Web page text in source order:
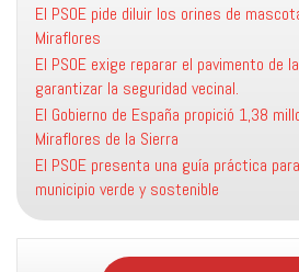
El PSOE pide diluir los orines de
Miraflores
El PSOE exige reparar el pavimento de
garantizar la seguridad vecinal.
El Gobierno de España propició 1,38
Miraflores de la Sierra
El PSOE presenta una guía práctica
municipio verde y sostenible